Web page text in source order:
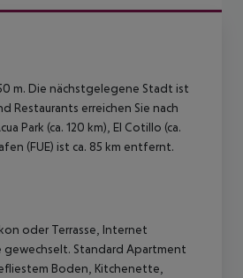
m. Die nächstgelegene Stadt ist
Restaurants erreichen Sie nach
Park (ca. 120 km), El Cotillo (ca.
(FUE) ist ca. 85 km entfernt.
oder Terrasse, Internet
gewechselt. Standard Apartment
Boden, Kitchenette,